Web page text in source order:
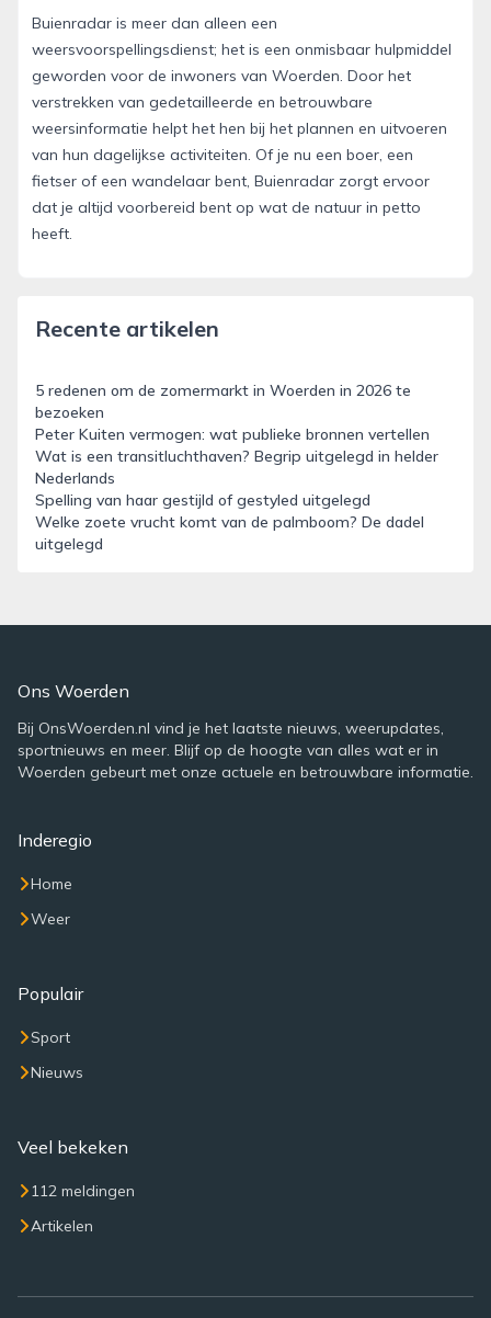
Buienradar is meer dan alleen een
weersvoorspellingsdienst; het is een onmisbaar hulpmiddel
geworden voor de inwoners van Woerden. Door het
verstrekken van gedetailleerde en betrouwbare
weersinformatie helpt het hen bij het plannen en uitvoeren
van hun dagelijkse activiteiten. Of je nu een boer, een
fietser of een wandelaar bent, Buienradar zorgt ervoor
dat je altijd voorbereid bent op wat de natuur in petto
heeft.
Recente artikelen
5 redenen om de zomermarkt in Woerden in 2026 te
bezoeken
Peter Kuiten vermogen: wat publieke bronnen vertellen
Wat is een transitluchthaven? Begrip uitgelegd in helder
Nederlands
Spelling van haar gestijld of gestyled uitgelegd
Welke zoete vrucht komt van de palmboom? De dadel
uitgelegd
Ons Woerden
Bij OnsWoerden.nl vind je het laatste nieuws, weerupdates,
sportnieuws en meer. Blijf op de hoogte van alles wat er in
Woerden gebeurt met onze actuele en betrouwbare informatie.
Inderegio
Home
Weer
Populair
Sport
Nieuws
Veel bekeken
112 meldingen
Artikelen